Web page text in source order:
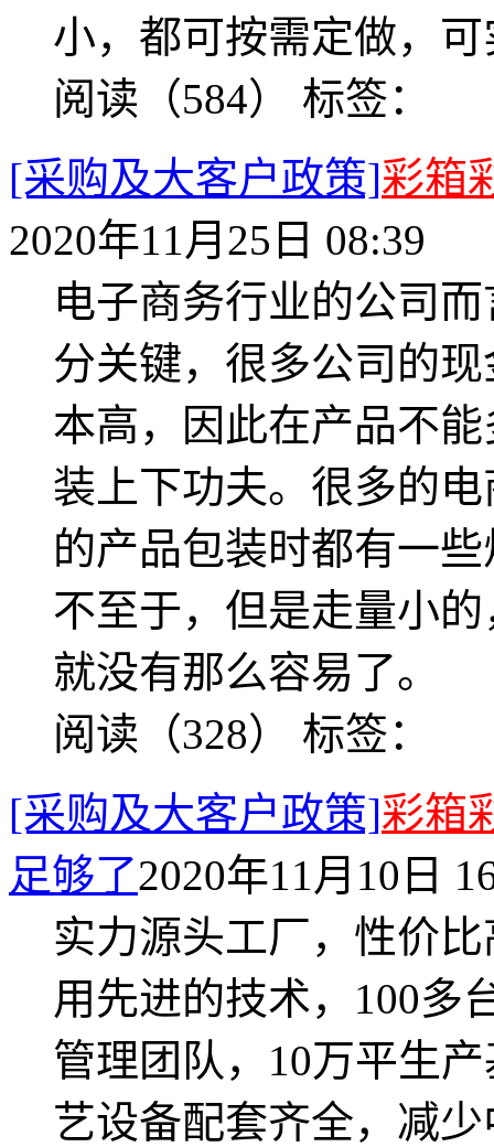
小，都可按需定做，
阅读（584） 标签：
[采购及大客户政策]彩箱
2020年11月25日 08:39
电子商务行业的公司
分关键，很多公司的
本高，因此在产品不
装上下功夫。很多的
的产品包装时都有一
不至于，但是走量小
就没有那么容易了。
阅读（328） 标签：
[采购及大客户政策]彩箱
足够了2020年11月10日
实力源头工厂，性价
用先进的技术，100多
管理团队，10万平生
艺设备配套齐全，减